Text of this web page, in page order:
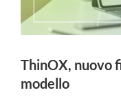
ThinOX, nuovo
modello